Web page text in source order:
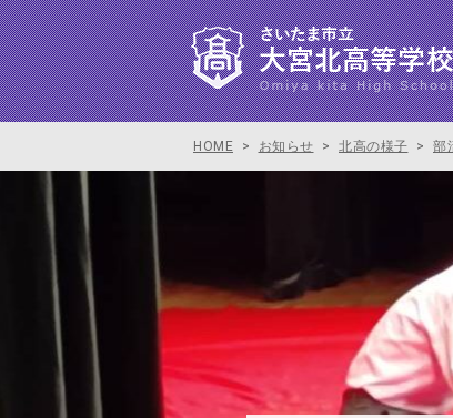
HOME > お知らせ > 北高の様子 > 部